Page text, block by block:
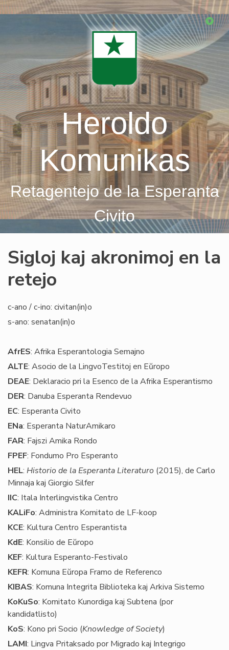
Skip
Heroldo
Komunikas
Retagentejo de la Esperanta
Civito
Sigloj kaj akronimoj en la
retejo
c-ano / c-ino: civitan(in)o
s-ano: senatan(in)o
AfrES: Afrika Esperantologia Semajno
ALTE: Asocio de la LingvoTestitoj en Eŭropo
DEAE: Deklaracio pri la Esenco de la Afrika Esperantismo
DER: Danuba Esperanta Rendevuo
EC: Esperanta Civito
ENa: Esperanta NaturAmikaro
FAR: Fajszi Amika Rondo
FPEF: Fondumo Pro Esperanto
HEL: Historio de la Esperanta Literaturo (2015), de Carlo
Minnaja kaj Giorgio Silfer
IIC: Itala Interlingvistika Centro
KALiFo: Administra Komitato de LF-koop
KCE: Kultura Centro Esperantista
KdE: Konsilio de Eŭropo
KEF: Kultura Esperanto-Festivalo
KEFR: Komuna Eŭropa Framo de Referenco
KIBAS: Komuna Integrita Biblioteka kaj Arkiva Sistemo
KoKuSo: Komitato Kunordiga kaj Subtena (por
kandidatlisto)
KoS: Kono pri Socio (Knowledge of Society)
LAMI: Lingva Pritaksado por Migrado kaj Integrigo